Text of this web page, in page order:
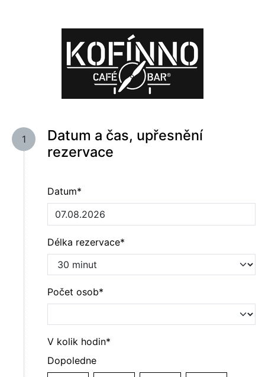
1
Datum a čas, upřesnění
rezervace
Datum*
Délka rezervace*
Počet osob*
V kolik hodin*
Dopoledne